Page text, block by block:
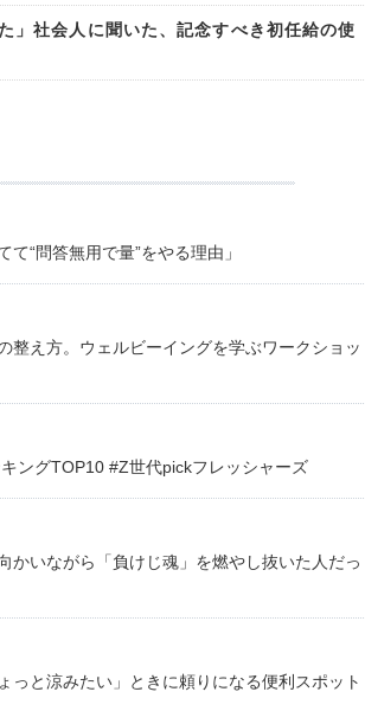
」社会人に聞いた、記念すべき初任給の使
“問答無用で量”をやる理由」
整え方。ウェルビーイングを学ぶワークショッ
ングTOP10 #Z世代pickフレッシャーズ
かいながら「負けじ魂」を燃やし抜いた人だっ
っと涼みたい」ときに頼りになる便利スポット